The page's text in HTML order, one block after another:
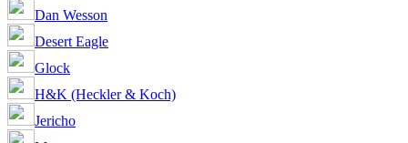
Dan Wesson
Desert Eagle
Glock
H&K (Heckler & Koch)
Jericho